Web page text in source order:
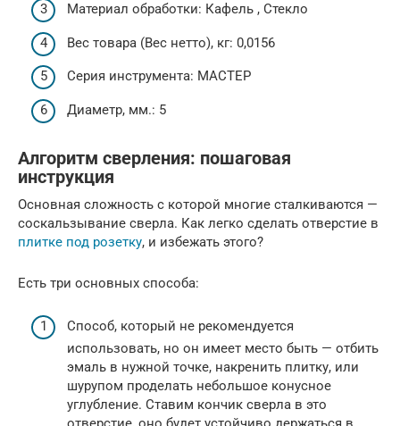
Материал обработки: Кафель , Стекло
Вес товара (Вес нетто), кг: 0,0156
Серия инструмента: МАСТЕР
Диаметр, мм.: 5
Алгоритм сверления: пошаговая
инструкция
Основная сложность с которой многие сталкиваются —
соскальзывание сверла. Как легко сделать отверстие в
плитке под розетку, и избежать этого?
Есть три основных способа:
Способ, который не рекомендуется
использовать, но он имеет место быть — отбить
эмаль в нужной точке, накренить плитку, или
шурупом проделать небольшое конусное
углубление. Ставим кончик сверла в это